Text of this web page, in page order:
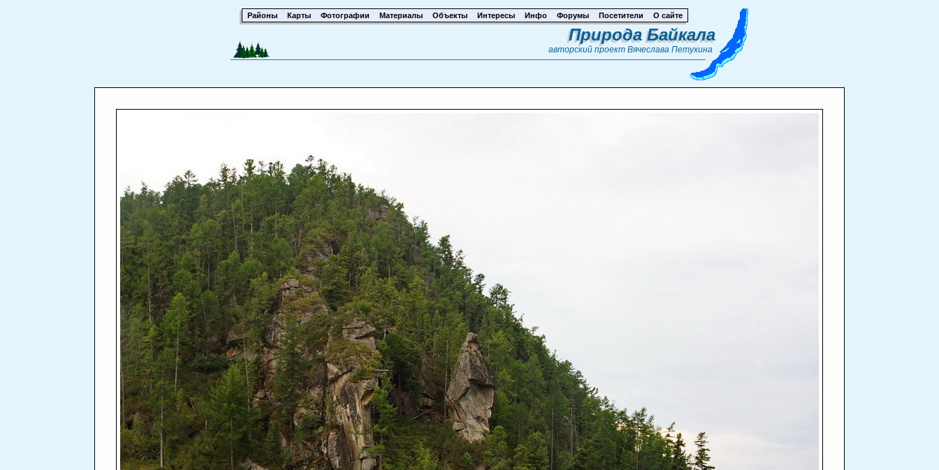
Районы Карты Фотографии Материалы Объекты Интересы Инфо Форумы Посетители О сайте
Природа Байкала
авторский проект Вячеслава Петухина